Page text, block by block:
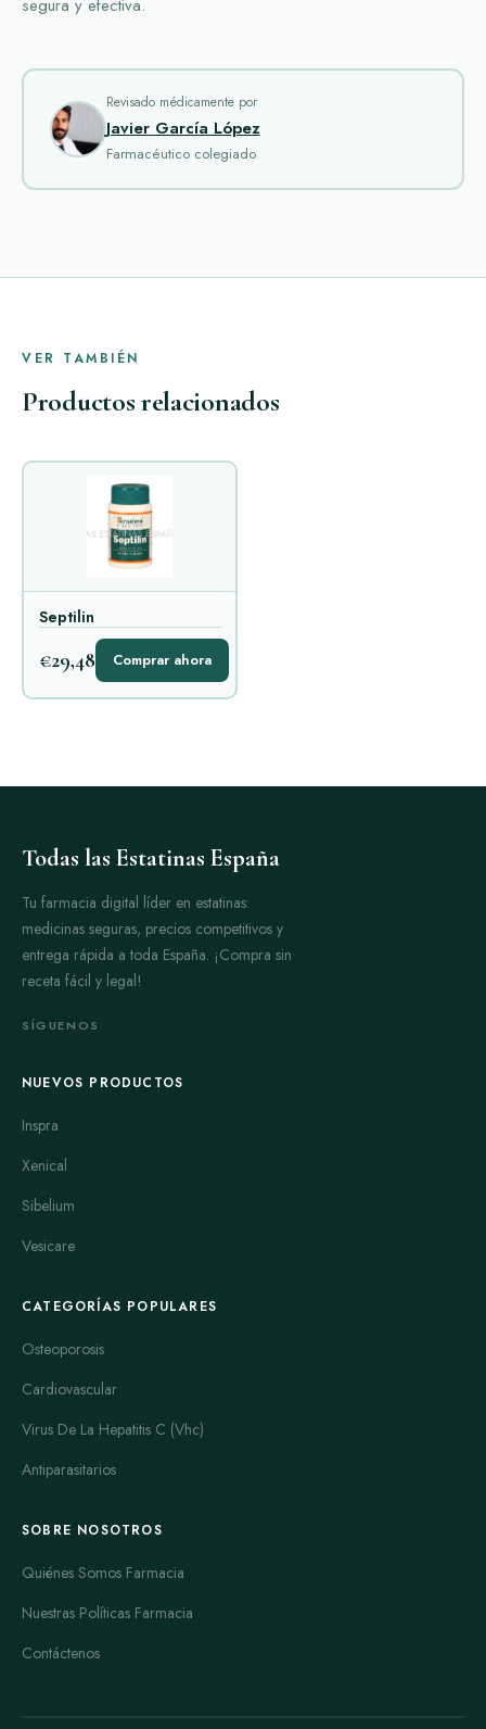
segura y efectiva.
Revisado médicamente por
Javier García López
Farmacéutico colegiado
VER TAMBIÉN
Productos relacionados
Septilin
€29,48 Comprar ahora
Todas las Estatinas España
Tu farmacia digital líder en estatinas:
medicinas seguras, precios competitivos y
entrega rápida a toda España. ¡Compra sin
receta fácil y legal!
SÍGUENOS
NUEVOS PRODUCTOS
Inspra
Xenical
Sibelium
Vesicare
CATEGORÍAS POPULARES
Osteoporosis
Cardiovascular
Virus De La Hepatitis C (Vhc)
Antiparasitarios
SOBRE NOSOTROS
Quiénes Somos Farmacia
Nuestras Políticas Farmacia
Contáctenos